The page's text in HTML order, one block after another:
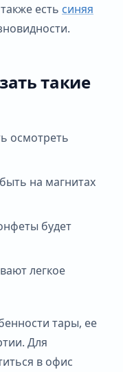
есть синяя
такие
осмотреть
на магнитах
будет
легкое
тары, ее
Для
в офис